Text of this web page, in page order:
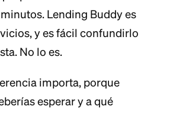
Lending Buddy es
y es fácil confundirlo
No lo es.
importa, porque
esperar y a qué